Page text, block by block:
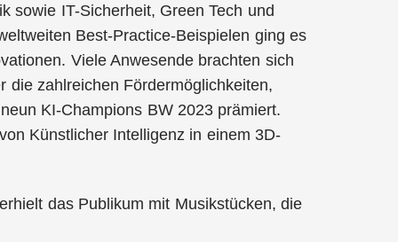
sowie IT-Sicherheit, Green Tech und
Best-Practice-Beispielen ging es
Viele Anwesende brachten sich
die zahlreichen Fördermöglichkeiten,
KI-Champions BW 2023 prämiert.
Künstlicher Intelligenz in einem 3D-
das Publikum mit Musikstücken, die